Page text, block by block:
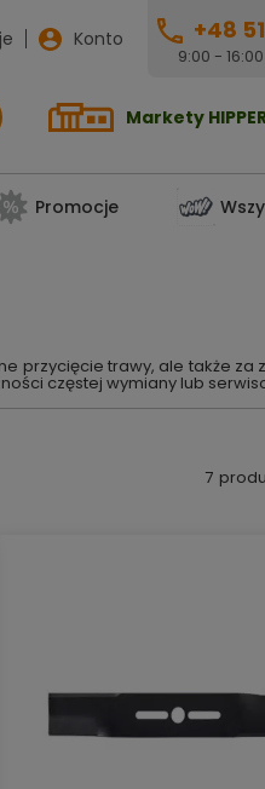
Konto +48
9:00 -
Markety
Promocje
przycięcie trawy, ale także za
częstej wymiany lub
7